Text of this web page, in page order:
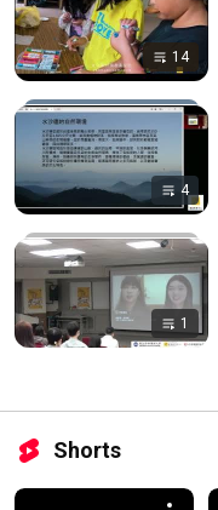
14
4
1
Shorts